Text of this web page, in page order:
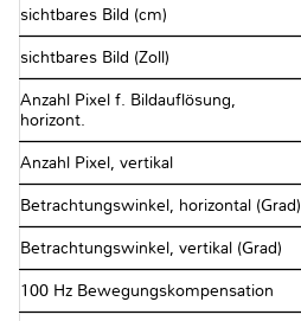
sichtbares Bild (cm)
sichtbares Bild (Zoll)
Anzahl Pixel f. Bildauflösung,
horizont.
Anzahl Pixel, vertikal
Betrachtungswinkel, horizontal (Grad)
Betrachtungswinkel, vertikal (Grad)
100 Hz Bewegungskompensation